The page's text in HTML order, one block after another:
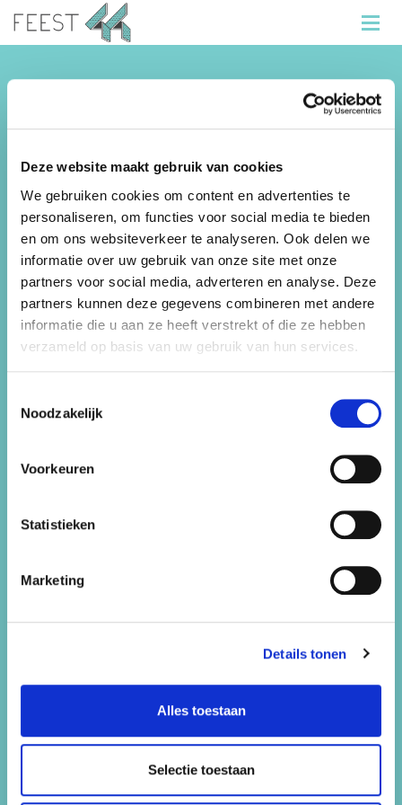
Deze website maakt gebruik van cookies
We gebruiken cookies om content en advertenties te
personaliseren, om functies voor social media te bieden
en om ons websiteverkeer te analyseren. Ook delen we
informatie over uw gebruik van onze site met onze
partners voor social media, adverteren en analyse. Deze
partners kunnen deze gegevens combineren met andere
informatie die u aan ze heeft verstrekt of die ze hebben
verzameld op basis van uw gebruik van hun services.
Noodzakelijk
Voorkeuren
Statistieken
Marketing
Details tonen
Alles toestaan
Selectie toestaan
vrijgezellenfeestjes en bedrijfuitjes! Wij beschikken
Heemstede, Hillegom en Lisse.
Feest44 is onderdeel van Sportfondsen
Haarlemmermeer B.V.
Sitemap
Kinderfeestjes
Vrijgezellenfeestjes
Snorkelen
Contact
Feest 44
2134 AB Hoofddorp